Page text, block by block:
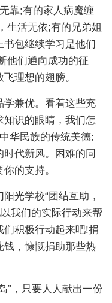
靠;有的家人病魔缠
生活无依;有的兄弟姐
包继续学习是他们
他们通向成功的征
理想的翅膀。
学兼优。看着这些充
识的眼睛，我们怎
华民族的传统美德;
代新风。困难的同
的支持。
光学校“团结互助，
我们的实际行动来帮
们积极行动起来吧!捐
钱，慷慨捐助那些热
”，只要人人献出一份